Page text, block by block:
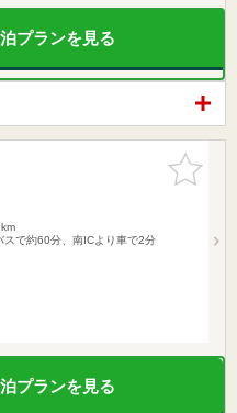
プランを見る
お気に入
りに追加
スで約60分、南ICより車で2分
プランを見る